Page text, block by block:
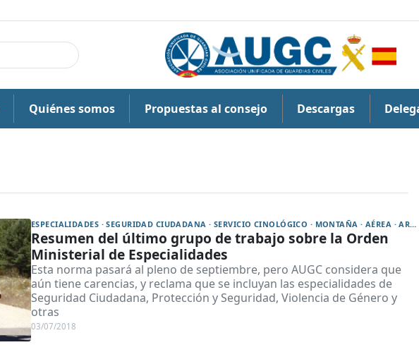
Quiénes somos Propuestas al consejo Descargas
ESPECIALIDADES · SEGURIDAD CIUDADANA · SERVICIO CINOLÓGICO · MONTAÑA · AÉREA · ARMAMENTO · AUTOMOVILISMO · DESACTIVACIÓN DE EXPLOSIVOS · FISCAL · INFORMACIÓN · INFORMÁTICA Y ESTADÍSTICA · INTERVENCIÓN DE ARMAS Y EXPLOSIVOS · POLICÍA JUDICIAL · PROTECCIÓN DE LA NATURALEZA · PROTECCIÓN, SEGURIDAD E INTERVENCIÓN · SERVICIO MARÍTIMO · TRÁFICO · TRANSMISIONES
Resumen del último grupo de trabajo sobre la Orden
Ministerial de Especialidades
Esta norma pasará al pleno de septiembre, pero AUGC considera que
aún tiene carencias, y reclama que se incluyan las especialidades de
Seguridad Ciudadana, Protección y Seguridad, Violencia de Género y
otras
03/07/2018